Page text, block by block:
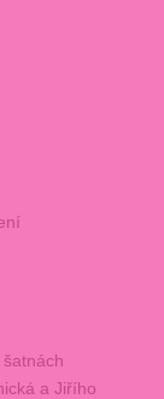
a Jiřího